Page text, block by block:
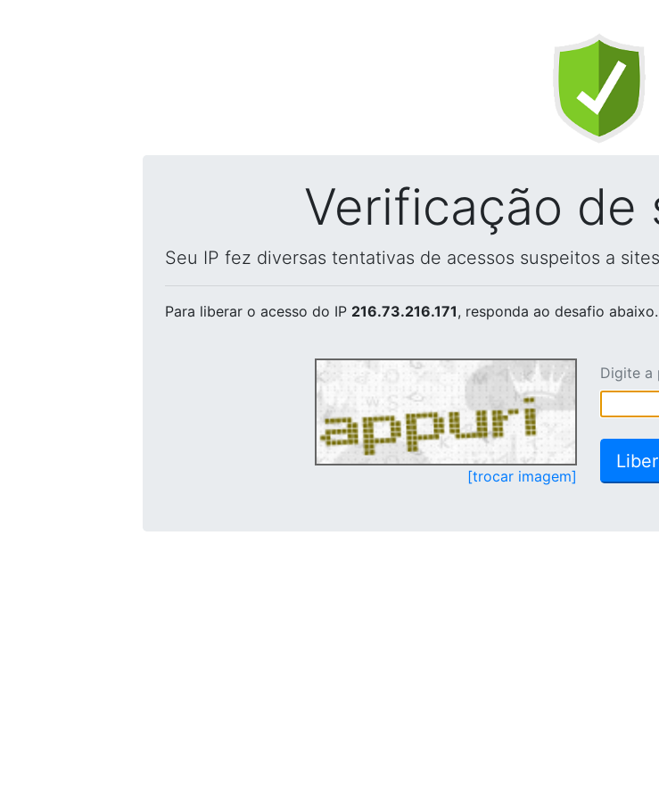
Verificação de
Seu IP fez diversas tentativas de acessos suspeitos a
Para liberar o acesso do IP 216.73.216.171, responda ao desafio abaixo.
[trocar imagem]
Digite a